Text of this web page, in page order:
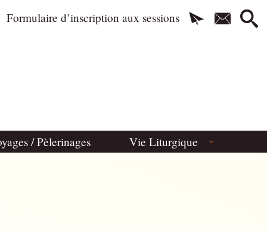
Formulaire d’inscription aux sessions
/ Pèlerinages Vie Liturgique